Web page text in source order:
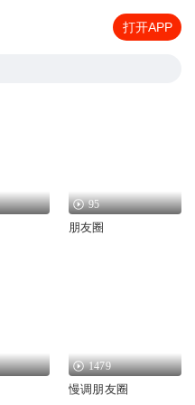
打开APP
95
朋友圈
1479
慢调朋友圈